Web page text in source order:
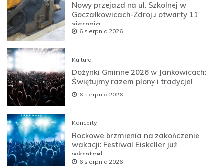
Nowy przejazd na ul. Szkolnej w
Goczałkowicach-Zdroju otwarty 11
sierpnia
6 sierpnia 2026
Kultura
Dożynki Gminne 2026 w Jankowicach:
Świętujmy razem plony i tradycje!
6 sierpnia 2026
Koncerty
Rockowe brzmienia na zakończenie
wakacji: Festiwal Eiskeller już
wkrótce!
6 sierpnia 2026